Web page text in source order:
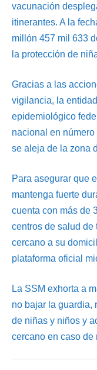
vacunación
itinerantes. A la
millón 457 mil 633
la protección de
Gracias a las
vigilancia, la
epidemiológico
nacional en
se aleja de la zona
Para asegurar que
mantenga fuerte
cuenta con más de
centros de salud de
cercano a su
plataforma oficial
La SSM exhorta a
no bajar la guardia,
de niñas y niños y
cercano en caso de